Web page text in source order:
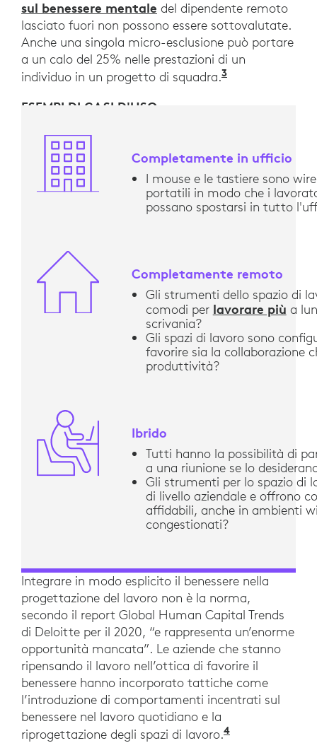
sul benessere mentale del dipendente remoto
lasciato fuori non possono essere sottovalutate.
Anche una singola micro-esclusione può portare
a un calo del 25% nelle prestazioni di un
individuo in un progetto di squadra.3
ESEMPI DI CASI D'USO
Completamente in ufficio
I mouse e le tastiere sono
portatili in modo che i
possano spostarsi in tutto
Completamente remoto
Gli strumenti dello spazio di
comodi per lavorare più a
scrivania?
Gli spazi di lavoro sono
favorire sia la collaborazione
produttività?
Ibrido
Tutti hanno la possibilità di
a una riunione se lo
Gli strumenti per lo spazio di
di livello aziendale e offrono
affidabili, anche in ambienti
congestionati?
Integrare in modo esplicito il benessere nella
progettazione del lavoro non è la norma,
secondo il report Global Human Capital Trends
di Deloitte per il 2020, “e rappresenta un’enorme
opportunità mancata”. Le aziende che stanno
ripensando il lavoro nell’ottica di favorire il
benessere hanno incorporato tattiche come
l’introduzione di comportamenti incentrati sul
benessere nel lavoro quotidiano e la
riprogettazione degli spazi di lavoro.4